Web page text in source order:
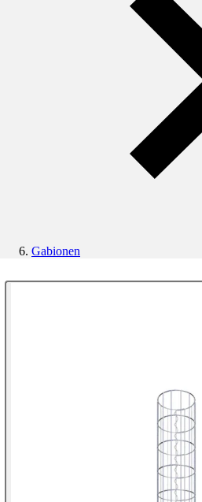
Gabionen